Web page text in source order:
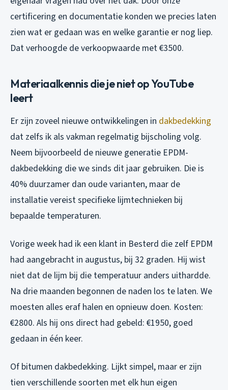
certificering en documentatie konden we precies laten
zien wat er gedaan was en welke garantie er nog liep.
Dat verhoogde de verkoopwaarde met €3500.
Materiaalkennis die je niet op YouTube
leert
Er zijn zoveel nieuwe ontwikkelingen in dakbedekking
dat zelfs ik als vakman regelmatig bijscholing volg.
Neem bijvoorbeeld de nieuwe generatie EPDM-
dakbedekking die we sinds dit jaar gebruiken. Die is
40% duurzamer dan oude varianten, maar de
installatie vereist specifieke lijmtechnieken bij
bepaalde temperaturen.
Vorige week had ik een klant in Besterd die zelf EPDM
had aangebracht in augustus, bij 32 graden. Hij wist
niet dat de lijm bij die temperatuur anders uithardde.
Na drie maanden begonnen de naden los te laten. We
moesten alles eraf halen en opnieuw doen. Kosten:
€2800. Als hij ons direct had gebeld: €1950, goed
gedaan in één keer.
Of bitumen dakbedekking. Lijkt simpel, maar er zijn
tien verschillende soorten met elk hun eigen